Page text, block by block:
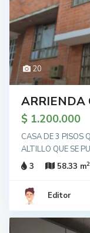
20
ARRIENDA
$ 1.200.000
CASA DE 3 PISOS
ALTILLO QUE SE
3
58.33 m2
Editor